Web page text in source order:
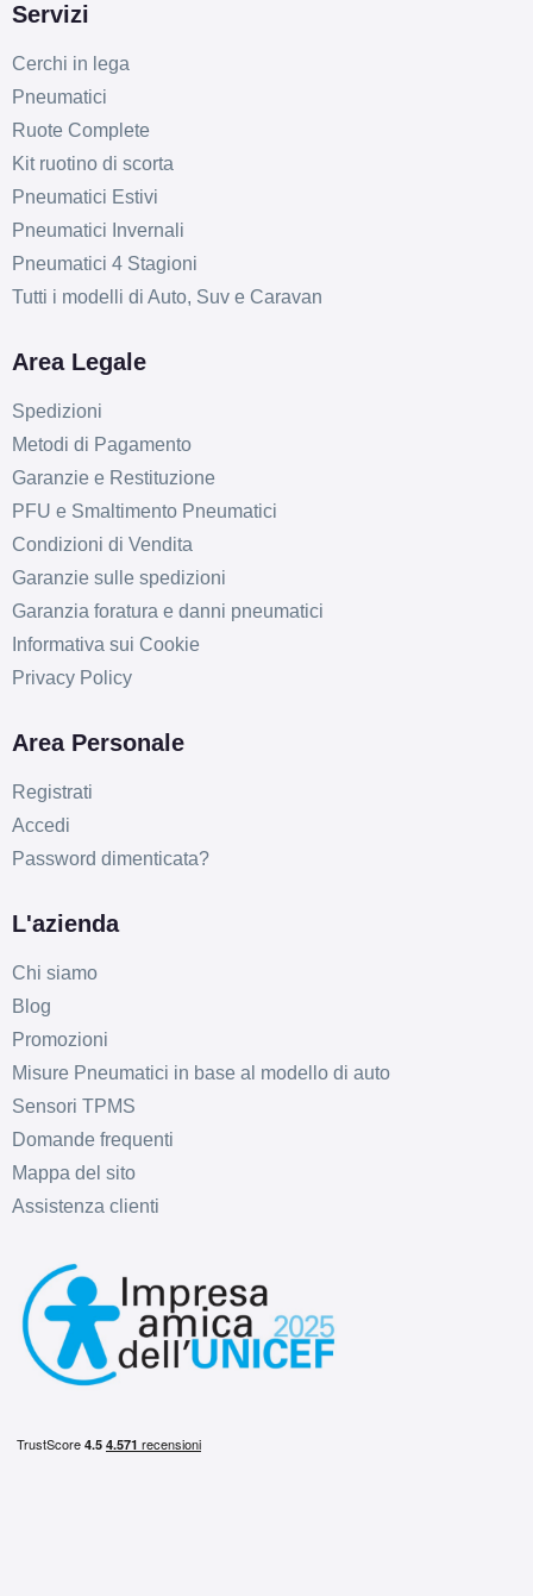
Servizi
Cerchi in lega
Pneumatici
Ruote Complete
Kit ruotino di scorta
Pneumatici Estivi
Pneumatici Invernali
Pneumatici 4 Stagioni
Tutti i modelli di Auto, Suv e Caravan
Area Legale
Spedizioni
Metodi di Pagamento
Garanzie e Restituzione
PFU e Smaltimento Pneumatici
Condizioni di Vendita
Garanzie sulle spedizioni
Garanzia foratura e danni pneumatici
Informativa sui Cookie
Privacy Policy
Area Personale
Registrati
Accedi
Password dimenticata?
L'azienda
Chi siamo
Blog
Promozioni
Misure Pneumatici in base al modello di auto
Sensori TPMS
Domande frequenti
Mappa del sito
Assistenza clienti